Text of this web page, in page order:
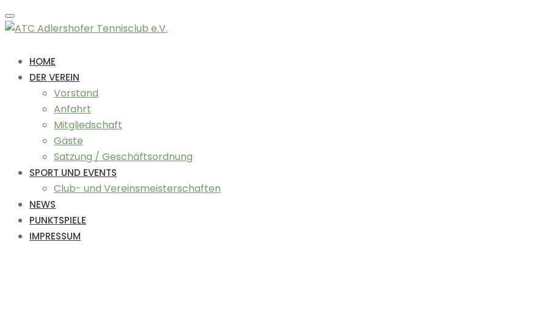
Toggle
navigation
HOME
DER VEREIN
Vorstand
Anfahrt
Mitgliedschaft
Gäste
Satzung / Geschäftsordnung
SPORT UND EVENTS
Club- und Vereinsmeisterschaften
NEWS
PUNKTSPIELE
IMPRESSUM